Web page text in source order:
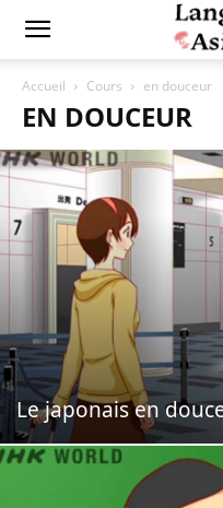
Accueil Cours en douceur
EN DOUCEUR
Le japonais en